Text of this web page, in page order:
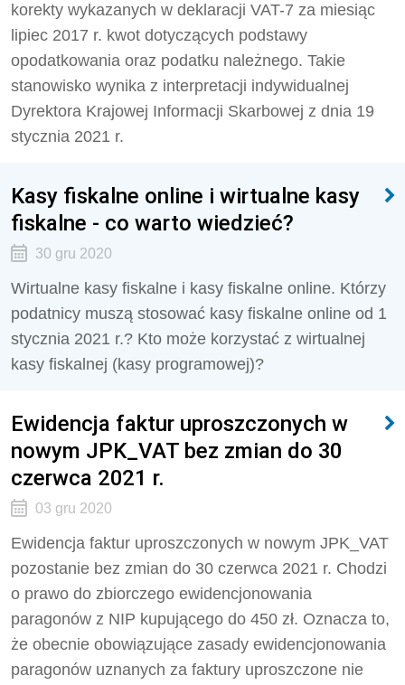
korekty wykazanych w deklaracji VAT-7 za miesiąc
lipiec 2017 r. kwot dotyczących podstawy
opodatkowania oraz podatku należnego. Takie
stanowisko wynika z interpretacji indywidualnej
Dyrektora Krajowej Informacji Skarbowej z dnia 19
stycznia 2021 r.
Kasy fiskalne online i wirtualne kasy
fiskalne - co warto wiedzieć?
30 gru 2020
Wirtualne kasy fiskalne i kasy fiskalne online. Którzy
podatnicy muszą stosować kasy fiskalne online od 1
stycznia 2021 r.? Kto może korzystać z wirtualnej
kasy fiskalnej (kasy programowej)?
Ewidencja faktur uproszczonych w
nowym JPK_VAT bez zmian do 30
czerwca 2021 r.
03 gru 2020
Ewidencja faktur uproszczonych w nowym JPK_VAT
pozostanie bez zmian do 30 czerwca 2021 r. Chodzi
o prawo do zbiorczego ewidencjonowania
paragonów z NIP kupującego do 450 zł. Oznacza to,
że obecnie obowiązujące zasady ewidencjonowania
paragonów uznanych za faktury uproszczone nie